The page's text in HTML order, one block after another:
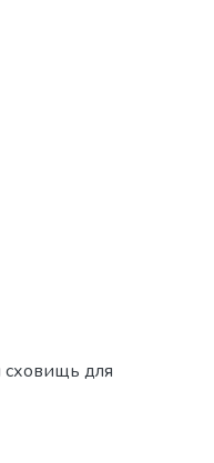
сховищь для